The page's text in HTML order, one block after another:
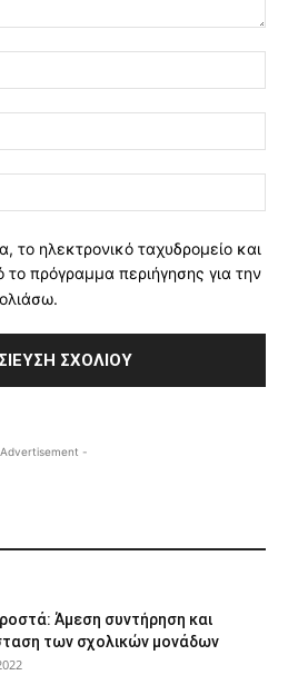
το ηλεκτρονικό ταχυδρομείο και
το πρόγραμμα περιήγησης για την
-
Άμεση συντήρηση και
των σχολικών μονάδων